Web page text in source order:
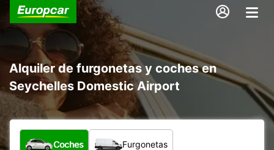
Alquiler de furgonetas y coches en
Seychelles Domestic Airport
¿Qué tipo de vehículo?
Coches Furgonetas